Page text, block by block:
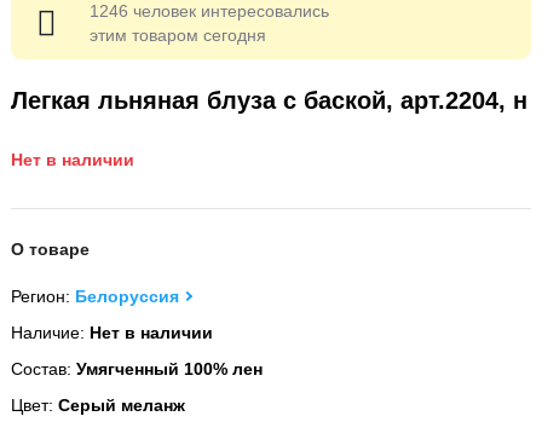
Легкая льняная блуза с баской, арт.2204, н
Нет в наличии
О товаре
Регион: Белоруссия
Наличие: Нет в наличии
Состав: Умягченный 100% лен
Цвет: Серый меланж
1246 человек интересовались
этим товаром сегодня